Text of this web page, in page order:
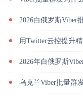
2026白俄罗斯Viber
用Twitter云控提升精
2026年白俄罗斯
乌克兰Viber批量群